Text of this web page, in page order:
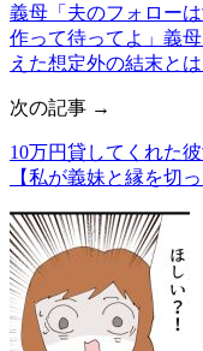
義母「夫のフォロー
作って待ってよ」義
えた想定外の結末とは
次の記事 →
10万円貸してくれた
【私が義妹と縁を切